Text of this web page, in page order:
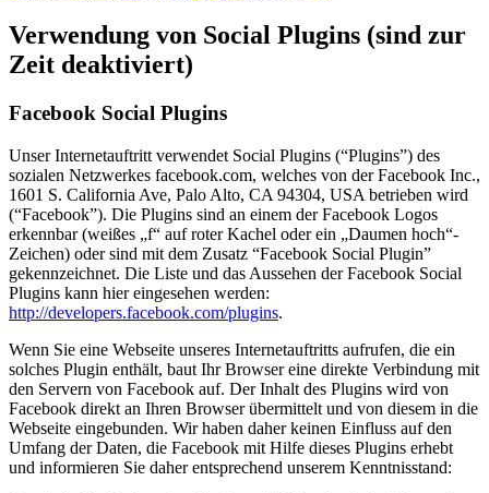
Verwendung von Social Plugins (sind zur
Zeit deaktiviert)
Facebook Social Plugins
Unser Internetauftritt verwendet Social Plugins (“Plugins”) des
sozialen Netzwerkes facebook.com, welches von der Facebook Inc.,
1601 S. California Ave, Palo Alto, CA 94304, USA betrieben wird
(“Facebook”). Die Plugins sind an einem der Facebook Logos
erkennbar (weißes „f“ auf roter Kachel oder ein „Daumen hoch“-
Zeichen) oder sind mit dem Zusatz “Facebook Social Plugin”
gekennzeichnet. Die Liste und das Aussehen der Facebook Social
Plugins kann hier eingesehen werden:
http://developers.facebook.com/plugins.
Wenn Sie eine Webseite unseres Internetauftritts aufrufen, die ein
solches Plugin enthält, baut Ihr Browser eine direkte Verbindung mit
den Servern von Facebook auf. Der Inhalt des Plugins wird von
Facebook direkt an Ihren Browser übermittelt und von diesem in die
Webseite eingebunden. Wir haben daher keinen Einfluss auf den
Umfang der Daten, die Facebook mit Hilfe dieses Plugins erhebt
und informieren Sie daher entsprechend unserem Kenntnisstand: